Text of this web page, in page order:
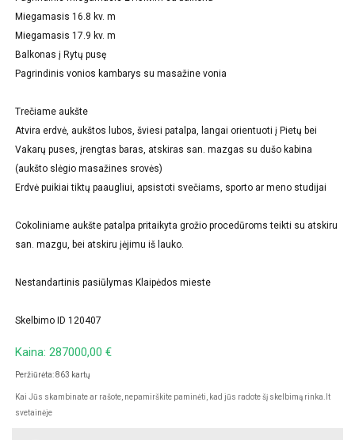
Miegamasis 16.8 kv. m
Miegamasis 17.9 kv. m
Balkonas į Rytų pusę
Pagrindinis vonios kambarys su masažine vonia
Trečiame aukšte
Atvira erdvė, aukštos lubos, šviesi patalpa, langai orientuoti į Pietų bei
Vakarų puses, įrengtas baras, atskiras san. mazgas su dušo kabina
(aukšto slėgio masažines srovės)
Erdvė puikiai tiktų paaugliui, apsistoti svečiams, sporto ar meno studijai
Cokoliniame aukšte patalpa pritaikyta grožio procedūroms teikti su atskiru
san. mazgu, bei atskiru įėjimu iš lauko.
Nestandartinis pasiūlymas Klaipėdos mieste
Skelbimo ID 120407
Kaina: 287000,00 €
Peržiūrėta: 863 kartų
Kai Jūs skambinate ar rašote, nepamirškite paminėti, kad jūs radote šį skelbimą rinka.lt
svetainėje